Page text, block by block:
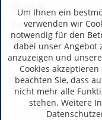
Qualität:
Farbe:
Rebsorte:
Geschmack:
Zusätzliche
Jahrgang:
Um Ihnen ein
verwenden wir
notwendig für den
dabei unser Angebot
anzuzeigen und
Cookies
beachten Sie, dass
nicht mehr alle
stehen. Weitere